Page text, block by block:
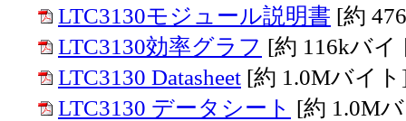
LTC3130モジュール説明書 [約
LTC3130効率グラフ [約 116kバイ
LTC3130 Datasheet [約 1.0Mバイ
LTC3130 データシート [約 1.0M